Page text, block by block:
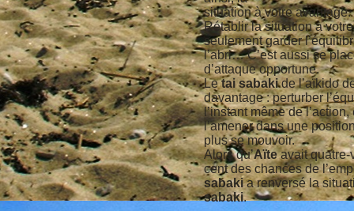
situation à votre avantage.
Rétablir la situation à
seulement garder
l’abri… C’est aussi se
d’attaque opportune.
Letai sabakide l’aïkido
davantage : perturber
l’instant même de
l’amener dans une
plus se mouvoir.
Alors qu’Aïteavait quatre-
cent des chances de
sabakia renversé la
sabaki.